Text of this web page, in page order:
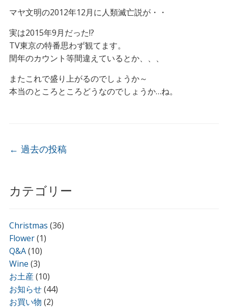
カテゴリー
Christmas (36)
Flower(1)
Q&A(10)
Wine (3)
お土産(10)
お知らせ(44)
お買い物 (2)
マヤ文明の2012年12月に人類滅亡説が・・
実は2015年9月だった!?
TV東京の特番思わず観てます。
閏年のカウント等間違えているとか、、、
またこれで盛り上がるのでしょうか～
本当のところところどうなのでしょうか…ね。
投稿ナビゲーション
← 過去の投稿